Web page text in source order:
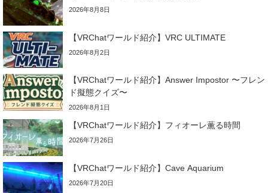
2026年8月8日
【VRChatワールド紹介】VRC ULTIMATE
2026年8月2日
【VRChatワールド紹介】Answer Impostor 〜フレン
ド擬態クイズ〜
2026年8月1日
【VRChatワールド紹介】フィオーレ薫る時間
2026年7月26日
【VRChatワールド紹介】Cave Aquarium
2026年7月20日